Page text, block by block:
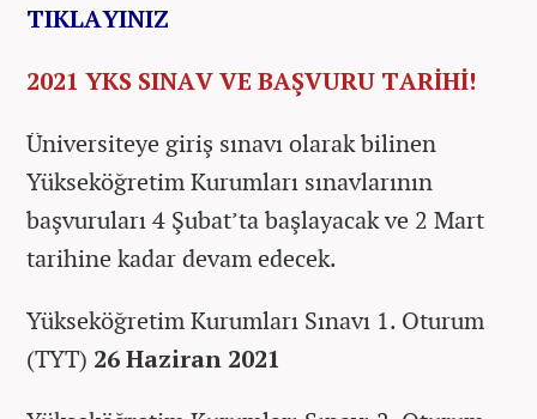
TIKLAYINIZ
2021 YKS SINAV VE BAŞVURU TARİHİ!
Üniversiteye giriş sınavı olarak bilinen
Yükseköğretim Kurumları sınavlarının
başvuruları 4 Şubat’ta başlayacak ve 2 Mart
tarihine kadar devam edecek.
Yükseköğretim Kurumları Sınavı 1. Oturum
(TYT) 26 Haziran 2021